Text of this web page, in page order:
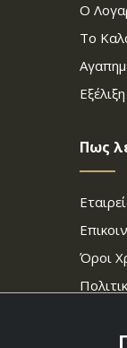
Ο
Το
Πως
Όροι